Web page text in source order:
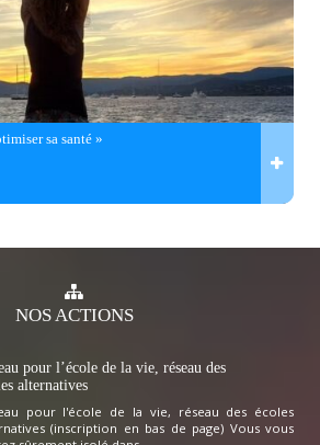
sa santé »
NOSACTIONS
pour l’école de la vie, réseau des
alternatives
pour l'école de la vie, réseau des écoles
(inscription en bas de page) Vous vous